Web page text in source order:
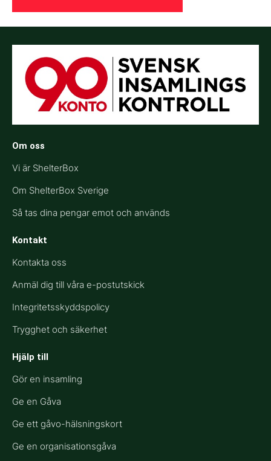
Om oss
Vi är ShelterBox
Om ShelterBox Sverige
Så tas dina pengar emot och används
Kontakt
Kontakta oss
Anmäl dig till våra e-postutskick
Integritetsskyddspolicy
Trygghet och säkerhet
Hjälp till​
Gör en insamling
Ge en Gåva
Ge ett gåvo-hälsningskort
Ge en organisationsgåva